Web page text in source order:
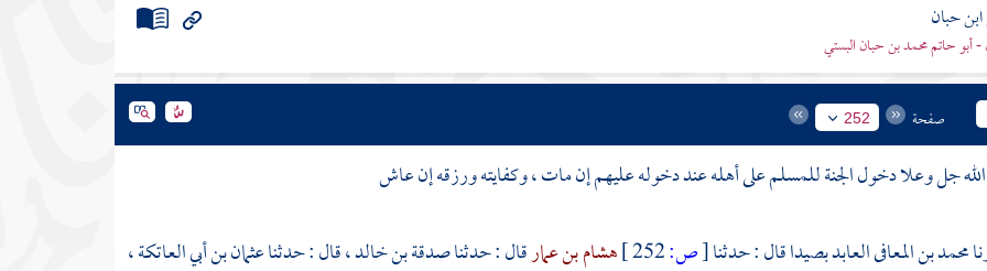
حبان
أبو حاتم محمد بن حبان البستي
صفحة 252
جل وعلا دخول الجنة للمسلم على أهله عند دخوله عليهم إن مات ، وكفايته ورزقه إن عاش
محمد بن المعافى العابدبصيداقال : حدثنا[ص: هشام بن عمارقال : حدثناصدقة بن خالد ،قال : حدثناعثمان بن أبي العاتكة ،